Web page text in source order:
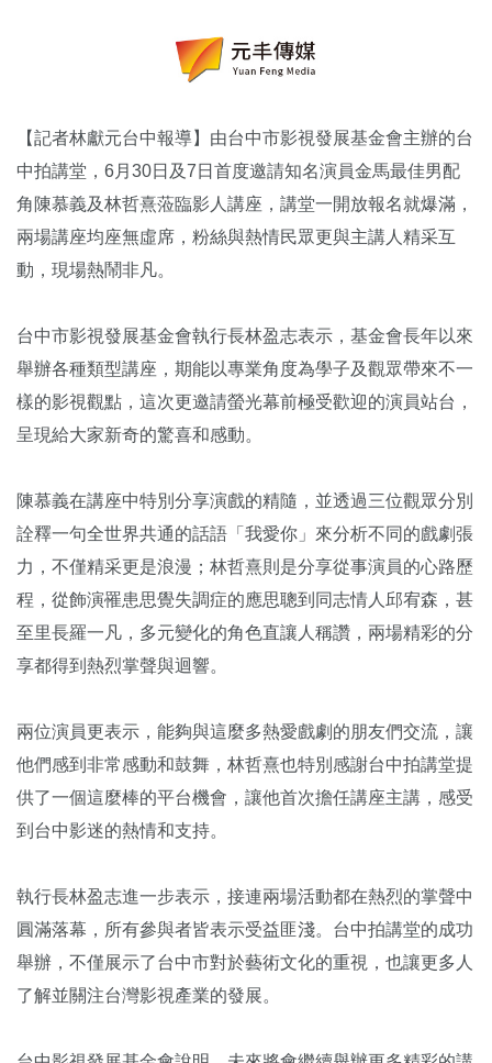
【記者林獻元台中報導】由台中市影視發展基金會主辦的台
中拍講堂，6月30日及7日首度邀請知名演員金馬最佳男配
角陳慕義及林哲熹蒞臨影人講座，講堂一開放報名就爆滿，
兩場講座均座無虛席，粉絲與熱情民眾更與主講人精采互
動，現場熱鬧非凡。
台中市影視發展基金會執行長林盈志表示，基金會長年以來
舉辦各種類型講座，期能以專業角度為學子及觀眾帶來不一
樣的影視觀點，這次更邀請螢光幕前極受歡迎的演員站台，
呈現給大家新奇的驚喜和感動。
陳慕義在講座中特別分享演戲的精隨，並透過三位觀眾分別
詮釋一句全世界共通的話語「我愛你」來分析不同的戲劇張
力，不僅精采更是浪漫；林哲熹則是分享從事演員的心路歷
程，從飾演罹患思覺失調症的應思聰到同志情人邱宥森，甚
至里長羅一凡，多元變化的角色直讓人稱讚，兩場精彩的分
享都得到熱烈掌聲與迴響。
兩位演員更表示，能夠與這麼多熱愛戲劇的朋友們交流，讓
他們感到非常感動和鼓舞，林哲熹也特別感謝台中拍講堂提
供了一個這麼棒的平台機會，讓他首次擔任講座主講，感受
到台中影迷的熱情和支持。
執行長林盈志進一步表示，接連兩場活動都在熱烈的掌聲中
圓滿落幕，所有參與者皆表示受益匪淺。台中拍講堂的成功
舉辦，不僅展示了台中市對於藝術文化的重視，也讓更多人
了解並關注台灣影視產業的發展。